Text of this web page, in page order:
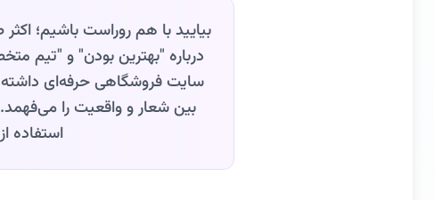
بیایید با هم روراست باشیم؛
درباره "بهترین بودن" و "تیم
سایت فروشگاهی حرفه‌ای داشته
بین شعار و واقعیت را
استفاده